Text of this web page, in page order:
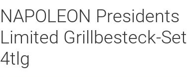
NAPOLEON Presidents
Limited Grillbesteck-Set
4tlg